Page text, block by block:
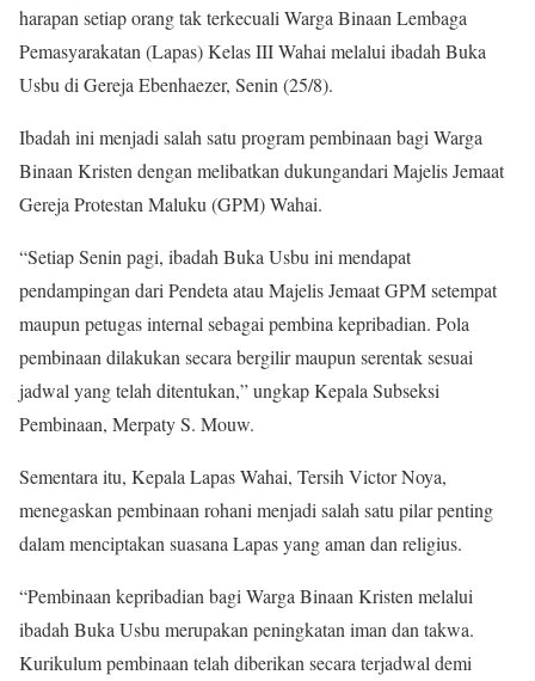
harapan setiap orang tak terkecuali Warga Binaan Lembaga
Pemasyarakatan (Lapas) Kelas III Wahai melalui ibadah Buka
Usbu di Gereja Ebenhaezer, Senin (25/8).
Ibadah ini menjadi salah satu program pembinaan bagi Warga
Binaan Kristen dengan melibatkan dukungandari Majelis Jemaat
Gereja Protestan Maluku (GPM) Wahai.
“Setiap Senin pagi, ibadah Buka Usbu ini mendapat
pendampingan dari Pendeta atau Majelis Jemaat GPM setempat
maupun petugas internal sebagai pembina kepribadian. Pola
pembinaan dilakukan secara bergilir maupun serentak sesuai
jadwal yang telah ditentukan,” ungkap Kepala Subseksi
Pembinaan, Merpaty S. Mouw.
Sementara itu, Kepala Lapas Wahai, Tersih Victor Noya,
menegaskan pembinaan rohani menjadi salah satu pilar penting
dalam menciptakan suasana Lapas yang aman dan religius.
“Pembinaan kepribadian bagi Warga Binaan Kristen melalui
ibadah Buka Usbu merupakan peningkatan iman dan takwa.
Kurikulum pembinaan telah diberikan secara terjadwal demi